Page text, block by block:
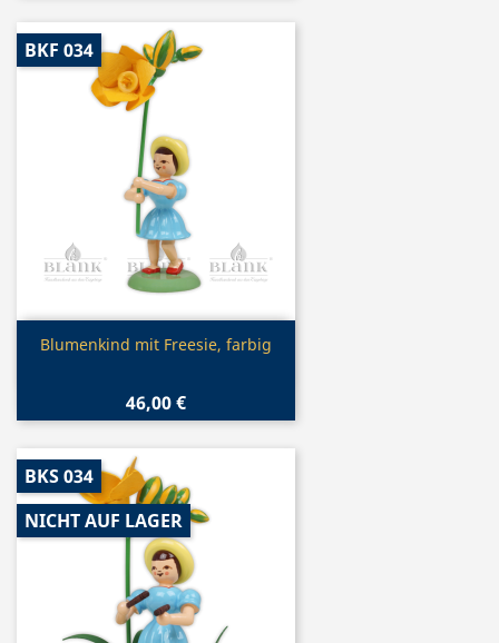
Vorschau
Blumenkind mit Freesie, farbig
46,00 €
BKF 034
BKS 034
NICHT AUF LAGER